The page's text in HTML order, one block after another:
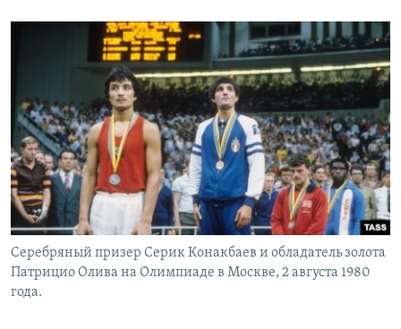
Серебряный призер Серик Конакбаев и обладатель золота
Патрицио Олива на Олимпиаде в Москве, 2 августа 1980
года.